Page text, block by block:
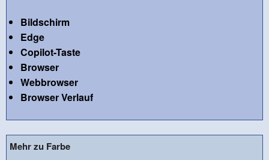
Bildschirm
Edge
Copilot-Taste
Browser
Webbrowser
Browser Verlauf
Mehr zu Farbe